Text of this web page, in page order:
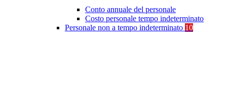
Conto annuale del personale
Costo personale tempo indeterminato
Personale non a tempo indeterminato 10